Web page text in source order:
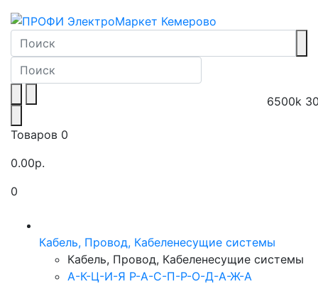
Товаров 0
0.00р.
0
Кабель, Провод, Кабеленесущие системы
Кабель, Провод, Кабеленесущие системы
А-К-Ц-И-Я Р-А-С-П-Р-О-Д-А-Ж-А
6500k